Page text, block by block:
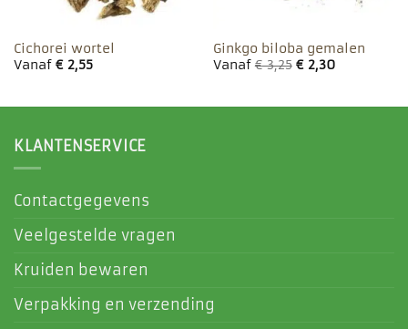
Cichorei wortel
Vanaf €2,55
Ginkgo biloba gemalen
Vanaf€3,25 €2,30
KLANTENSERVICE
Contactgegevens
Veelgestelde vragen
Kruiden bewaren
Verpakking en verzending